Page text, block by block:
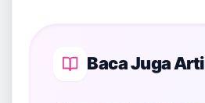
Baca Juga